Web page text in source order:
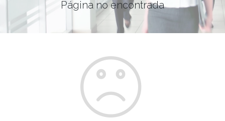
Página no encontrada